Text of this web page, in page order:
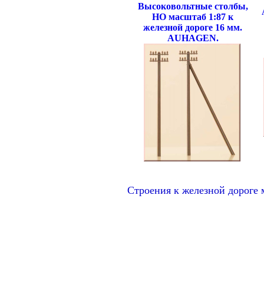
Высоковольтные столбы,
НО масштаб 1:87 к
железной дороге 16 мм.
AUHAGEN.
Строения к железной